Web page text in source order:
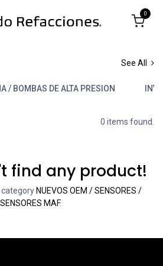
0
See All
/ BOMBAS DE ALTA PRESION
0 items found.
find any product!
category NUEVOS OEM / SENSORES /
SENSORES MAF.